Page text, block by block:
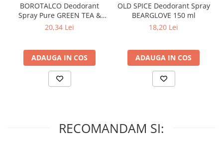
Casete cadou
Pentru COPIL
Pentru EL
Cosmetice Auto
Eficienta 48h
cu parfum de durata
testat dermatologic
BOROTALCO Deodorant
Spray Pure GREEN TEA &
LIME SCENT 150 ml
20,34 Lei
ADAUGA IN COS
OLD SPICE Deodorant Spray
BEARGLOVE 150 ml
18,20 Lei
ADAUGA IN COS
RECOMANDAM SI: